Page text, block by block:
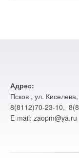
Адрес:
Псков , ул.
8(8112)70-23-10,
E-mail: zaopm@ya.ru